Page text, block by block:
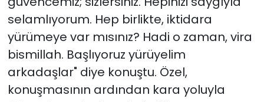
selamlıyorum. Hep birlikte, iktidara
yürümeye var mısınız? Hadi o zaman, vira
bismillah. Başlıyoruz yürüyelim
arkadaşlar" diye konuştu. Özel,
konuşmasının ardından kara yoluyla